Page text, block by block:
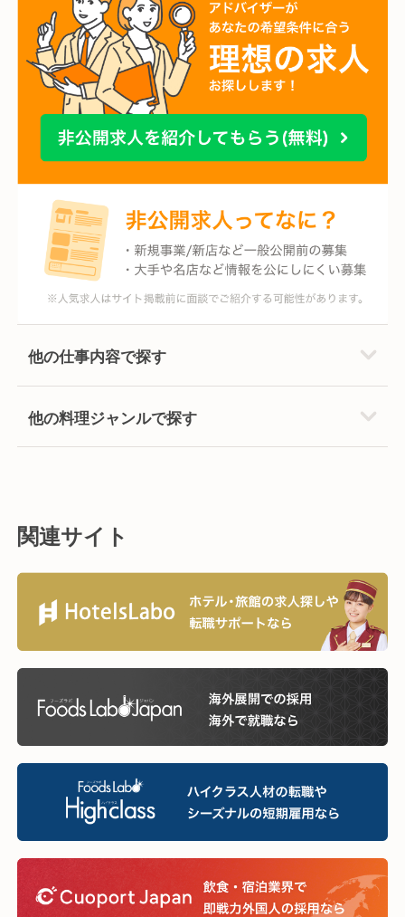
他の仕事内容で探す
他の料理ジャンルで探す
関連サイト